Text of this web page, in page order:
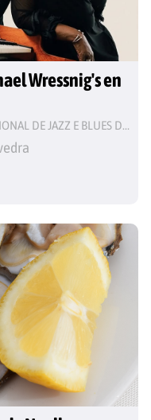
Wressnig's en
32º FESTIVAL INTERNACIONAL DE JAZZ E BLUES DE PONTEVEDRA